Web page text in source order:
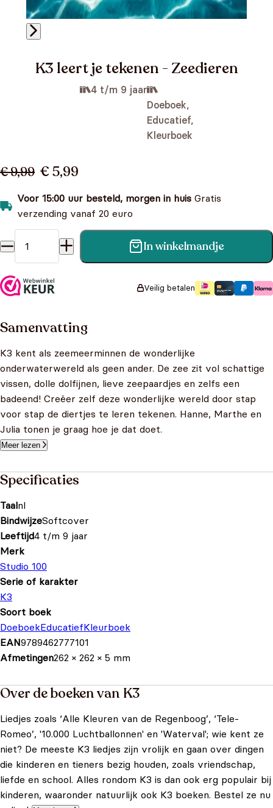
K3 leert je tekenen - Zeedieren
4 t/m 9 jaar
Doeboek,
Educatief,
Kleurboek
€ 9,99 € 5,99
Voor 15:00 uur besteld, morgen in huis Gratis
verzending vanaf 20 euro
K3 leert je tekenen - Zeedieren aantalIn winkelmandje
Veilig betalen
Samenvatting
K3 kent als zeemeerminnen de wonderlijke
onderwaterwereld als geen ander. De zee zit vol schattige
vissen, dolle dolfijnen, lieve zeepaardjes en zelfs een
badeend! Creëer zelf deze wonderlijke wereld door stap
voor stap de diertjes te leren tekenen. Hanne, Marthe en
Julia tonen je graag hoe je dat doet.
Meer lezen
Specificaties
Taalnl
BindwijzeSoftcover
Leeftijd4 t/m 9 jaar
Merk
Studio 100
Serie of karakter
K3
Soort boek
DoeboekEducatiefKleurboek
EAN9789462777101
Afmetingen262 × 262 × 5 mm
Over de boeken van K3
Liedjes zoals ‘Alle Kleuren van de Regenboog’, ‘Tele-
Romeo’, '10.000 Luchtballonnen' en 'Waterval'; wie kent ze
niet? De meeste K3 liedjes zijn vrolijk en gaan over dingen
die kinderen en tieners bezig houden, zoals vriendschap,
liefde en school. Alles rondom K3 is dan ook erg populair bij
kinderen, waaronder natuurlijk ook K3 boeken. Bestel ze nu